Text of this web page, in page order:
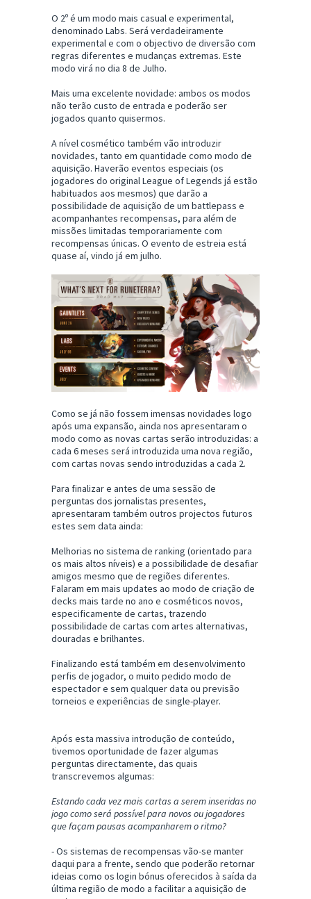
O 2º é um modo mais casual e experimental,
denominado Labs. Será verdadeiramente
experimental e com o objectivo de diversão com
regras diferentes e mudanças extremas. Este
modo virá no dia 8 de Julho.
Mais uma excelente novidade: ambos os modos
não terão custo de entrada e poderão ser
jogados quanto quisermos.
A nível cosmético também vão introduzir
novidades, tanto em quantidade como modo de
aquisição. Haverão eventos especiais (os
jogadores do original League of Legends já estão
habituados aos mesmos) que darão a
possibilidade de aquisição de um battlepass e
acompanhantes recompensas, para além de
missões limitadas temporariamente com
recompensas únicas. O evento de estreia está
quase aí, vindo já em julho.
Como se já não fossem imensas novidades logo
após uma expansão, ainda nos apresentaram o
modo como as novas cartas serão introduzidas: a
cada 6 meses será introduzida uma nova região,
com cartas novas sendo introduzidas a cada 2.
Para finalizar e antes de uma sessão de
perguntas dos jornalistas presentes,
apresentaram também outros projectos futuros
estes sem data ainda:
Melhorias no sistema de ranking (orientado para
os mais altos níveis) e a possibilidade de desafiar
amigos mesmo que de regiões diferentes.
Falaram em mais updates ao modo de criação de
decks mais tarde no ano e cosméticos novos,
especificamente de cartas, trazendo
possibilidade de cartas com artes alternativas,
douradas e brilhantes.
Finalizando está também em desenvolvimento
perfis de jogador, o muito pedido modo de
espectador e sem qualquer data ou previsão
torneios e experiências de single-player.
Após esta massiva introdução de conteúdo,
tivemos oportunidade de fazer algumas
perguntas directamente, das quais
transcrevemos algumas:
Estando cada vez mais cartas a serem inseridas no
jogo como será possível para novos ou jogadores
que façam pausas acompanharem o ritmo?
- Os sistemas de recompensas vão-se manter
daqui para a frente, sendo que poderão retornar
ideias como os login bónus oferecidos à saída da
última região de modo a facilitar a aquisição de